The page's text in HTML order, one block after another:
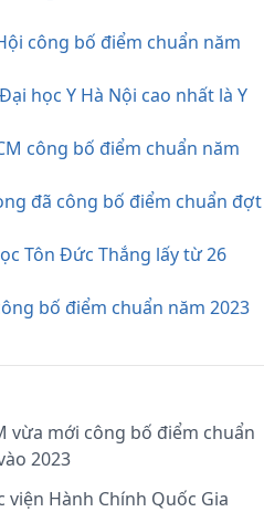
công bố điểm chuẩn năm
học Y Hà Nội cao nhất là Y
công bố điểm chuẩn năm
đã công bố điểm chuẩn đợt
Tôn Đức Thắng lấy từ 26
bố điểm chuẩn năm 2023
vừa mới công bố điểm chuẩn
2023
Hành Chính Quốc Gia